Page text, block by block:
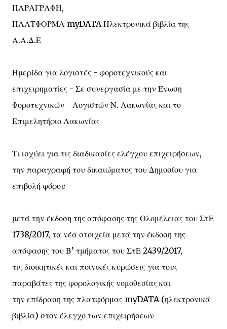
ΠΑΡΑΓΡΑΦΗ,
ΠΛΑΤΦΟΡΜΑ myDATA Ηλεκτρονικά βιβλία της
Α.Α.Δ.Ε
Ημερίδα για λογιστές - φοροτεχνικούς και
επιχειρηματίες - Σε συνεργασία με την Ένωση
Φοροτεχνικών - Λογιστών Ν. Λακωνίας και το
Επιμελητήριο Λακωνίας
Τι ισχύει για τις διαδικασίες ελέγχου επιχειρήσεων,
την παραγραφή του δικαιώματος του Δημοσίου για
επιβολή φόρου
μετά την έκδοση της απόφασης της Ολομέλειας του ΣτΕ
1738/2017, τα νέα στοιχεία μετά την έκδοση της
απόφασης του Β’ τμήματος του ΣτΕ 2439/2017,
τις διοικητικές και ποινικές κυρώσεις για τους
παραβάτες της φορολογικής νομοθεσίας και
την επίδραση της πλατφόρμας myDATA (ηλεκτρονικά
βιβλία) στον έλεγχο των επιχειρήσεων